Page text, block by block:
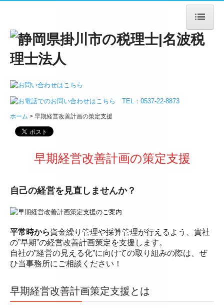
ホーム
ごあいさつ
法人概要
法人・個人事業主の皆様
デジタル化支援
相続税の申告
お客様のシステム活用事例
採用情報
ホーム 早期経営改善計画の策定支援
早期経営改善計画の策定支援
自己の経営を見直しませんか？
平常時から資金繰り管理や採算管理が行えるよう、貴社
の”早期”の経営改善計画策定を支援します。
自社の”経営の見える化”に向けての取り組みの際は、ぜ
ひ当事務所にご相談ください！
早期経営改善計画策定支援とは